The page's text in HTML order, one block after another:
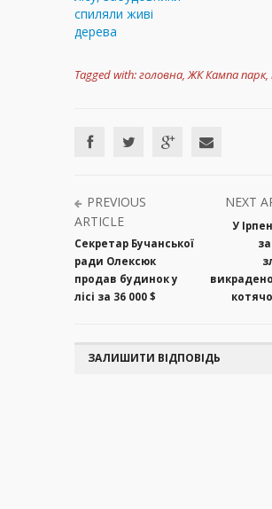
спиляли живі
дерева
Tagged with:головна,ЖК Кампа парк,
PREVIOUS
ARTICLE
Секретар Бучанської
ради Олексюк
продав будинок у
лісі за 36 000 $
NEXT
У
ЗАЛИШИТИ ВІДПОВІДЬ